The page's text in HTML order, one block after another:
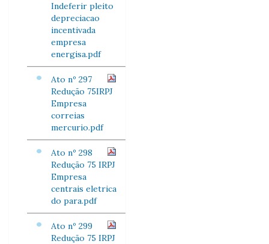
Indeferir pleito
depreciacao
incentivada
empresa
energisa.pdf
Ato nº 297
Redução 75IRPJ
Empresa
correias
mercurio.pdf
Ato nº 298
Redução 75 IRPJ
Empresa
centrais eletrica
do para.pdf
Ato nº 299
Redução 75 IRPJ